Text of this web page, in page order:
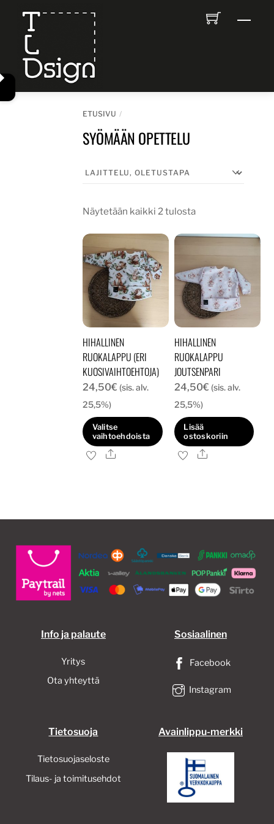
content
ETUSIVU
SYÖMÄÄN OPETTELU
Näytetään kaikki 2 tulosta
HIHALLINEN
RUOKALAPPU (ERI
KUOSIVAIHTOEHTOJA)
24,50€ (sis. alv.
25,5%)
Valitse
vaihtoehdoista
Tällä
muunnelma.
tehdä
valinnat
tuotteen
Ale
HIHALLINEN
RUOKALAPPU
JOUTSENPARI
24,50€ (sis. alv.
25,5%)
Lisää
ostoskoriin
Ale
Info ja palaute
Yritys
Ota yhteyttä
Sosiaalinen
Facebook
Instagram
Tietosuoja
Tietosuojaseloste
Tilaus- ja toimitusehdot
Avainlippu-merkki